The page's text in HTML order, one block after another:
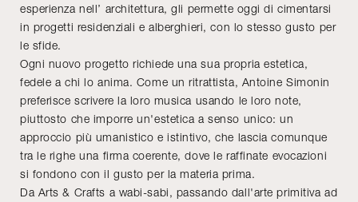
esperienza nell’ architettura, gli permette oggi di cimentarsi
in progetti residenziali e alberghieri, con lo stesso gusto per
le sfide.
Ogni nuovo progetto richiede una sua propria estetica,
fedele a chi lo anima. Come un ritrattista, Antoine Simonin
preferisce scrivere la loro musica usando le loro note,
piuttosto che imporre un'estetica a senso unico: un
approccio più umanistico e istintivo, che lascia comunque
tra le righe una firma coerente, dove le raffinate evocazioni
si fondono con il gusto per la materia prima.
Da Arts & Crafts a wabi-sabi, passando dall'arte primitiva ad